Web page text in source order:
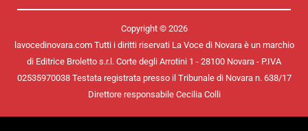
Copyright © 2026
lavocedinovara.com Tutti i diritti riservati La Voce di Novara è un marchio
di Editrice Broletto s.r.l. Corte degli Arrotini 1 - 28100 Novara - P.IVA
02535970038 Testata registrata presso il Tribunale di Novara n. 638/17
Direttore responsabile Cecilia Colli